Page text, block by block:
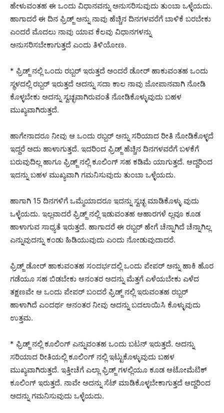
ಹೇಳುವಂತಹ ಈ ಒಂದು ವಿಧಾನವನ್ನು ಅನುಸರಿಸುವುದು ತುಂಬಾ ಒಳ್ಳೆಯದು.
ಹಾಗಾದರೆ ಈ ದಿನ ಫ್ರಿಡ್ಜ್ ಅನ್ನು ನಾವು ಹೆಚ್ಚಿನ ದಿನಗಳವರೆಗೆ ಬಾಳಿಕೆ ಬರಬೇಕು
ಎಂದರೆ ಮೊದಲು ನಾವು ಯಾವ ಕೆಲವು ವಿಧಾನಗಳನ್ನು
ಅನುಸರಿಸಬೇಕಾಗುತ್ತದೆ ಎಂದು ತಿಳಿಯೋಣ.
* ಫ್ರಿಡ್ಜ್ ನಲ್ಲಿ ಒಂದು ರಬ್ಬರ್ ಇರುತ್ತದೆ ಅಂದರೆ ಡೋರ್ ಹಾಕುವಂತಹ ಒಂದು
ಸ್ಥಳದಲ್ಲಿ ರಬ್ಬರ್ ಇರುತ್ತದೆ ಅದನ್ನು ಸದಾ ಕಾಲ ನಾವು ಜೋಪಾನವಾಗಿ ನೋಡಿ
ಕೊಳ್ಳಬೇಕು ಅದನ್ನು ಸ್ವಚ್ಛವಾಗಿರುವಂತೆ ನೋಡಿಕೊಳ್ಳುವುದು ಬಹಳ
ಮುಖ್ಯವಾಗಿರುತ್ತದೆ.
ಹಾಗೇನಾದರೂ ನೀವು ಆ ಒಂದು ರಬ್ಬರ್ ಅನ್ನು ಸರಿಯಾದ ರೀತಿ ನೋಡಿಕೊಳ್ಳದೆ
ಇದ್ದರೆ ಅದು ಹಾಳಾಗುತ್ತದೆ. ಇದರಿಂದ ಫ್ರಿಡ್ಜ್ ಹೆಚ್ಚಿನ ದಿನಗಳವರೆಗೆ ಬಳಕೆಗೆ
ಬರುವುದಿಲ್ಲ ಹಾಗೂ ಫ್ರಿಡ್ಜ್ ನಲ್ಲಿ ಕೂಲಿಂಗ್ ಸಹ ಕಡಿಮೆ ಯಾಗುತ್ತದೆ. ಆದ್ದರಿಂದ
ಇದನ್ನು ಬಹಳ ಮುಖ್ಯವಾಗಿ ಗಮನಿಸುವುದು ತುಂಬಾ ಒಳ್ಳೆಯದು.
ಹಾಗಾಗಿ 15 ದಿನಗಳಿಗೆ ಒಮ್ಮೆಯಾದರೂ ಇದನ್ನು ಸ್ವಚ್ಛ ಮಾಡಿಕೊಳ್ಳು ವುದು
ಒಳ್ಳೆಯದು. ಇಲ್ಲವಾದರೆ ಫ್ರಿಡ್ಜ್ ನಲ್ಲಿ ಇಡುವಂತಹ ಆಹಾರಗಳೆ ಲ್ಲವೂ ಕೂಡ
ಹಾಳಾಗುವ ಸಾಧ್ಯತೆ ಇರುತ್ತದೆ. ಹಾಗಾದರೆ ಈ ರಬ್ಬರ್ ಹೇಗೆ ಚೆನ್ನಾಗಿದೆ ಚೆನ್ನಾಗಿಲ್ಲ
ಎನ್ನುವುದನ್ನು ಕಂಡು ಹಿಡಿಯುವುದು ಎಂದು ನೋಡುವುದಾದರೆ.
ಫ್ರಿಡ್ಜ್ ಡೋರ್ ಹಾಕುವಂತಹ ಸಂದರ್ಭದಲ್ಲಿ ಒಂದು ಪೇಪರ್ ಅನ್ನು ಹಾಕಿ ಹೊರ
ಗಡೆಯೂ ಸಹ ಬಿಡಬೇಕು ಆನಂತರ ಅದನ್ನು ಮೆತ್ತಗೆ ಎಳೆಯಬೇಕು ಎಳೆದ
ತಕ್ಷಣವೇ ಆ ಒಂದು ಪೇಪರ್ ಬಂದರೆ ಫ್ರಿಡ್ಜ್ ನಲ್ಲಿ ಇರುವಂತಹ ರಬ್ಬರ್
ಹಾಳಾಗಿದೆ ಎಂದರ್ಥ ಆನಂತರ ನೀವು ಅದನ್ನು ಬದಲಾಯಿಸಿ ಕೊಳ್ಳುವುದು
ಉತ್ತಮ.
* ಫ್ರಿಡ್ಜ್ ನಲ್ಲಿ ಕೂಲಿಂಗ್ ಎನ್ನುವಂತಹ ಒಂದು ಬಟನ್ ಇರುತ್ತದೆ. ಅದನ್ನು
ಸರಿಯಾದ ರೀತಿಯಲ್ಲಿ ಕೂಲಿಂಗ್ ನಲ್ಲಿ ಇಟ್ಟುಕೊಳ್ಳುವುದು ಬಹಳ
ಮುಖ್ಯವಾಗಿರುತ್ತದೆ. ಇತ್ತೀಚೆಗೆ ಎಲ್ಲಾ ಫ್ರಿಡ್ಜ್ ಗಳಲ್ಲಿಯೂ ಕೂಡ ಆಟೋಮೆಟಿಕ್
ಕೂಲಿಂಗ್ ಇರುತ್ತದೆ. ನಾವೇ ಅದನ್ನು ಸೆಟ್ ಮಾಡಿಕೊಳ್ಳಬೇಕಾಗುತ್ತದೆ ಆದ್ದರಿಂದ
ಅದನ್ನು ಗಮನಿಸುವುದು ಒಳ್ಳೆಯದು.